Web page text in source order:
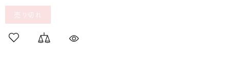
売り切れ